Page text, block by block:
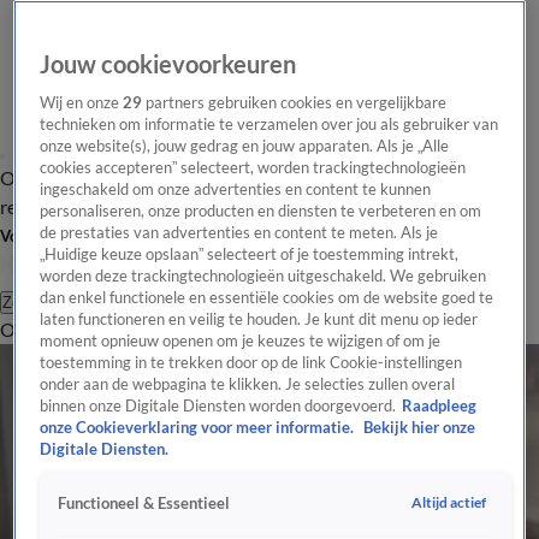
Overzicht Laatste nieuws Regionieuws Het beste van Hart
Tip de
redactie
Volg Hart van Nederland
Zoeken
OverzichtRegioUitzendingenWeerTip de redactiePanelVideo's
Jouw cookievoorkeuren
Wij en onze29 partners gebruiken cookies en vergelijkbare
technieken om informatie te verzamelen over jou als gebruiker van
onze website(s), jouw gedrag en jouw apparaten. Als je „Alle
cookies accepteren” selecteert, worden trackingtechnologieën
ingeschakeld om onze advertenties en content te kunnen
personaliseren, onze producten en diensten te verbeteren en om
de prestaties van advertenties en content te meten. Als je
„Huidige keuze opslaan” selecteert of je toestemming intrekt,
worden deze trackingtechnologieën uitgeschakeld. We gebruiken
dan enkel functionele en essentiële cookies om de website goed te
laten functioneren en veilig te houden. Je kunt dit menu op ieder
moment opnieuw openen om je keuzes te wijzigen of om je
toestemming in te trekken door op de link Cookie-instellingen
onder aan de webpagina te klikken. Je selecties zullen overal
binnen onze Digitale Diensten worden doorgevoerd. Raadpleeg
onze Cookieverklaring voor meer informatie.
Bekijk hier onze
Digitale Diensten.
Functioneel & Essentieel Altijd actief